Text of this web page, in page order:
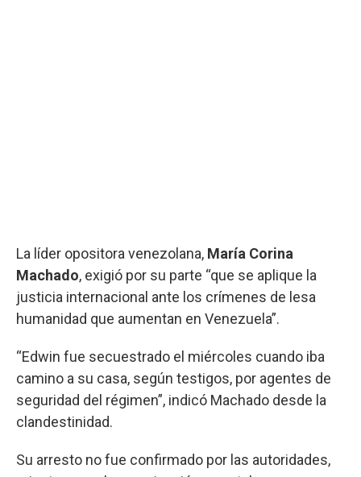
La líder opositora venezolana, María Corina
Machado, exigió por su parte “que se aplique la
justicia internacional ante los crímenes de lesa
humanidad que aumentan en Venezuela”.
“Edwin fue secuestrado el miércoles cuando iba
camino a su casa, según testigos, por agentes de
seguridad del régimen”, indicó Machado desde la
clandestinidad.
Su arresto no fue confirmado por las autoridades,